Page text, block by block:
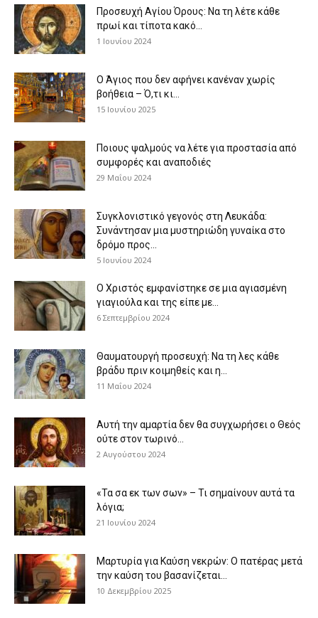
Προσευχή Αγίου Όρους: Να τη λέτε κάθε
πρωί και τίποτα κακό...
1 Ιουνίου 2024
Ο Άγιος που δεν αφήνει κανέναν χωρίς
βοήθεια – Ό,τι κι...
15 Ιουνίου 2025
Ποιους ψαλμούς να λέτε για προστασία από
συμφορές και αναποδιές
29 Μαΐου 2024
Συγκλονιστικό γεγονός στη Λευκάδα:
Συνάντησαν μια μυστηριώδη γυναίκα στο
δρόμο προς...
5 Ιουνίου 2024
Ο Χριστός εμφανίστηκε σε μια αγιασμένη
γιαγιούλα και της είπε με...
6 Σεπτεμβρίου 2024
Θαυματουργή προσευχή: Να τη λες κάθε
βράδυ πριν κοιμηθείς και η...
11 Μαΐου 2024
Αυτή την αμαρτία δεν θα συγχωρήσει ο Θεός
ούτε στον τωρινό...
2 Αυγούστου 2024
«Τα σα εκ των σων» – Τι σημαίνουν αυτά τα
λόγια;
21 Ιουνίου 2024
Μαρτυρία για Καύση νεκρών: Ο πατέρας μετά
την καύση του βασανίζεται...
10 Δεκεμβρίου 2025